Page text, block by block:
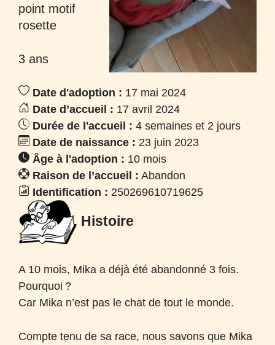
point motif
rosette
3 ans
Date d'adoption : 17 mai 2024
Date d’accueil : 17 avril 2024
Durée de l'accueil : 4 semaines et 2 jours
Date de naissance : 23 juin 2023
Âge à l'adoption : 10 mois
Raison de l’accueil : Abandon
Identification : 250269610719625
Histoire
A 10 mois, Mika a déjà été abandonné 3 fois.
Pourquoi ?
Car Mika n’est pas le chat de tout le monde.
Compte tenu de sa race, nous savons que Mika